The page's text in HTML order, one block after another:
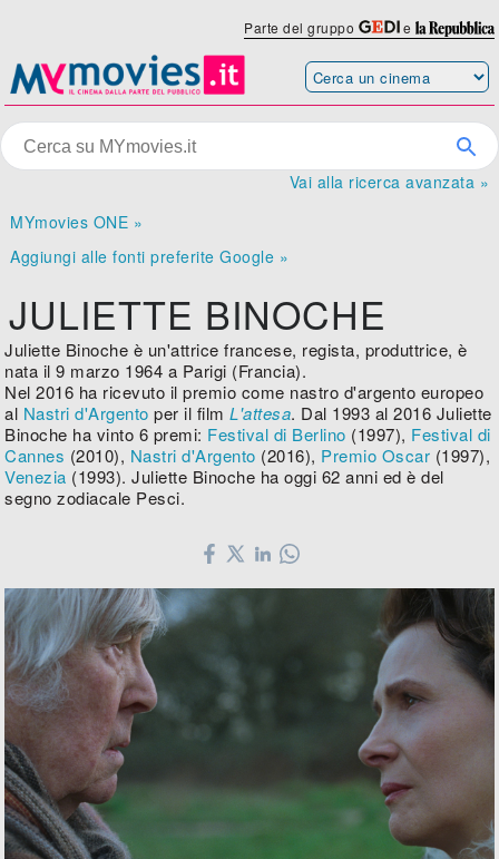
Parte del gruppo e
Vai alla ricerca avanzata »
MYmovies ONE »
Aggiungi alle fonti preferite Google »
JULIETTE BINOCHE
Juliette Binoche è un'attrice francese, regista, produttrice, è
nata il 9 marzo 1964 a Parigi (Francia).
Nel 2016 ha ricevuto il premio come nastro d'argento europeo
al Nastri d'Argento per il filmL'attesa. Dal 1993 al 2016 Juliette
Binoche ha vinto 6 premi: Festival di Berlino (1997), Festival di
Cannes (2010), Nastri d'Argento (2016), Premio Oscar (1997),
Venezia (1993). Juliette Binoche ha oggi 62 anni ed è del
segno zodiacale Pesci.